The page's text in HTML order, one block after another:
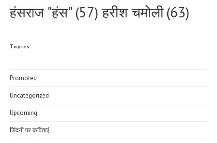
हंसराज "हंस" (57) हरीश चमोली(63)
Topics
Promoted
Uncategorized
Upcoming
जिंदगी पर कविताएं